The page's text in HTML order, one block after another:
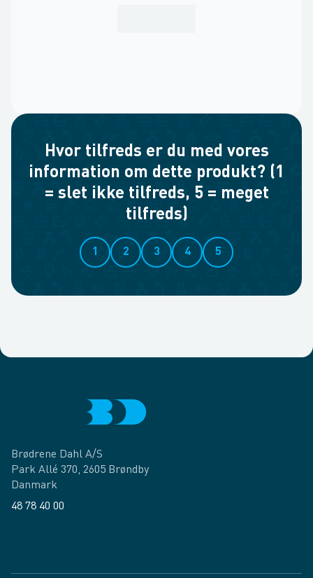
Hvor tilfreds er du med vores
information om dette produkt? (1
= slet ikke tilfreds, 5 = meget
tilfreds)
1 2 3 4 5
Brødrene Dahl A/S
Park Allé 370, 2605 Brøndby
Danmark
48 78 40 00